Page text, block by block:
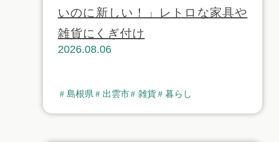
いのに新しい！」レトロな家具や
雑貨にくぎ付け
2026.08.06
島根県 出雲市 雑貨 暮らし